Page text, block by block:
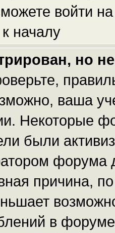
войти
началу
но
ваша
Некоторые
были
форума
причина,
в